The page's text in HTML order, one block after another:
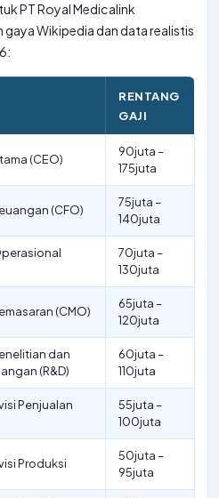
PT Royal Medicalink
gaya Wikipedia dan data realistis
RENTANG
GAJI
(CEO)
90juta –
175juta
(CFO)
75juta –
140juta
70juta –
130juta
(CMO)
65juta –
120juta
dan
(R&D)
60juta –
110juta
Penjualan
55juta –
100juta
Produksi
50juta –
95juta